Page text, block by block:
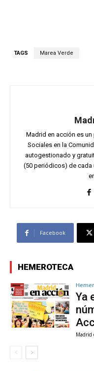
TAGS Marea Verde
Madrid en acción es
Sociales en la
autogestionado y
(50 periódicos) de
Facebook
HEMEROTECA
Ya
Madrid